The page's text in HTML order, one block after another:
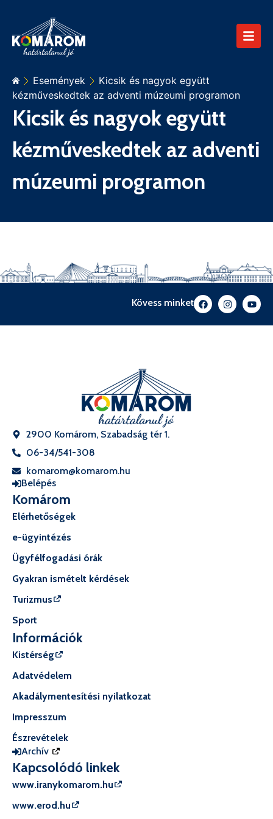
Események
Kicsik és nagyok együtt
kézműveskedtek az adventi múzeumi programon
Kicsik és nagyok együtt
kézműveskedtek az adventi
múzeumi programon
Kövess minket
2900 Komárom, Szabadság tér 1.
06-34/541-308
komarom@komarom.hu
Belépés
Komárom
Elérhetőségek
e-ügyintézés
Ügyfélfogadási órák
Gyakran ismételt kérdések
Turizmus
Sport
Információk
Kistérség
Adatvédelem
Akadálymentesítési nyilatkozat
Impresszum
Észrevételek
Archív
Kapcsolódó linkek
www.iranykomarom.hu
www.erod.hu